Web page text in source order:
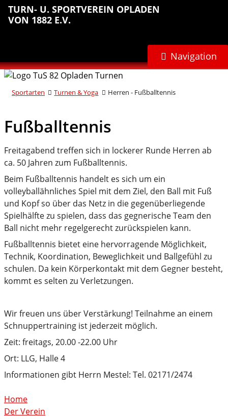
Sprungmarken
Inhalt
anspringen
Hauptnavigation
anspringen
Abteilungsnavigation
anspringen
Fußbereich
anspringen
TURN- U. SPORTVEREIN OPLADEN
VON 1882 E.V.
Navigation
Sportarten Turnen & Yoga Herren - Fußballtennis
Fußballtennis
Freitagabend treffen sich in lockerer Runde Herren ab
ca. 50 Jahren zum Fußballtennis.
Beim Fußballtennis handelt es sich um ein
volleyballähnliches Spiel mit dem Ziel, den Ball mit Fuß
und Kopf so über das Netz in die gegenüberliegende
Spielhälfte zu spielen, dass das gegnerische Team den
Ball nicht mehr regelgerecht zurückspielen kann.
Fußballtennis bietet eine hervorragende Möglichkeit,
Technik, Koordination, Beweglichkeit und Ballgefühl zu
schulen. Da kein Körperkontakt mit dem Gegner besteht,
kommt es selten zu Verletzungen.
Wir freuen uns über Verstärkung! Teilnahme an einem
Schnuppertraining ist jederzeit möglich.
Zeit: freitags, 20.00 -22.00 Uhr
Ort: LLG, Halle 4
Informationen gibt Herrn Mestel: Tel. 02171/2474
Home
Der Verein